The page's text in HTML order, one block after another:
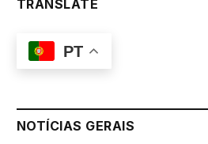
TRANSLATE
PT
NOTÍCIAS GERAIS